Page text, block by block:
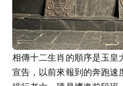
相傳十二生肖的順序是玉皇
宣告，以前來報到的奔跑速